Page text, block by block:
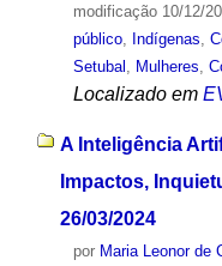
modificação10/12/
público, Indígenas
Setubal
Mulheres
Localizado em
A Inteligência
Impactos,
26/03/2024
por Maria Leonor de